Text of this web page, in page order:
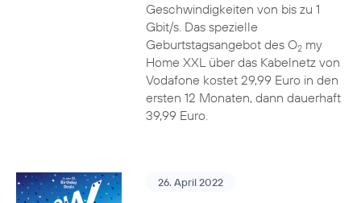
Geschwindigkeiten von bis zu 1
Gbit/s. Das spezielle
Geburtstagsangebot des O2my
Home XXL über das Kabelnetz von
Vodafone kostet 29,99 Euro in den
ersten 12 Monaten, dann dauerhaft
39,99 Euro.
26. April 2022